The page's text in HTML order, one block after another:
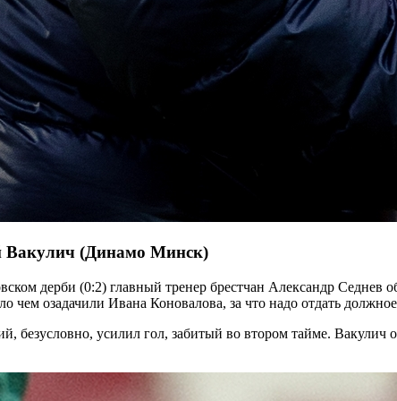
(Динамо Минск)
дерби (0:2) главный тренер брестчан Александр Седнев
чем озадачили Ивана Коновалова, за что надо отдать
безусловно, усилил гол, забитый во втором тайме.